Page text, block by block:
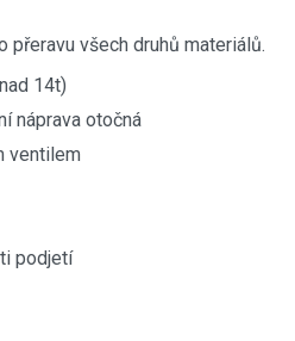
přeravu všech druhů materiálů.
14t)
náprava otočná
ventilem
podjetí